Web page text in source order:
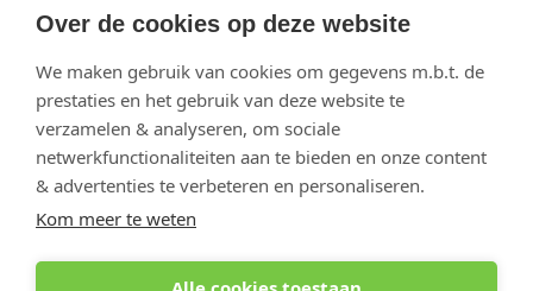
Over de cookies op deze website
We maken gebruik van cookies om gegevens m.b.t. de
prestaties en het gebruik van deze website te
verzamelen & analyseren, om sociale
netwerkfunctionaliteiten aan te bieden en onze content
& advertenties te verbeteren en personaliseren.
Kom meer te weten
Optiphar Mol
Copyright 2026 optiphar.com. Alle rechten voorbehouden